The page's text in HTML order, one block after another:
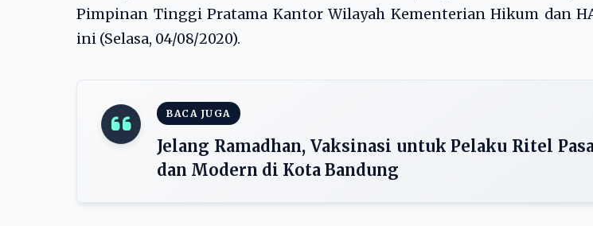
Pimpinan Tinggi Pratama Kantor Wilayah Kementerian Hikum dan
ini (Selasa, 04/08/2020).
BACA JUGA
Jelang Ramadhan, Vaksinasi untuk Pelaku Ritel
dan Modern di Kota Bandung